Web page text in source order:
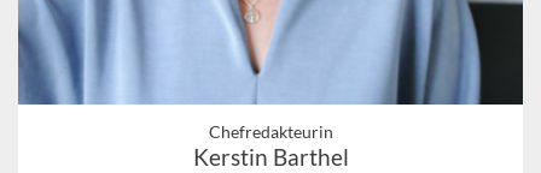
Chefredakteurin
Kerstin Barthel